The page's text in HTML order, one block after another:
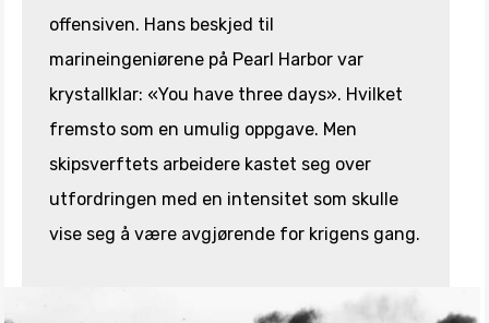
offensiven. Hans beskjed til
marineingeniørene på Pearl Harbor var
krystallklar: «You have three days». Hvilket
fremsto som en umulig oppgave. Men
skipsverftets arbeidere kastet seg over
utfordringen med en intensitet som skulle
vise seg å være avgjørende for krigens gang.